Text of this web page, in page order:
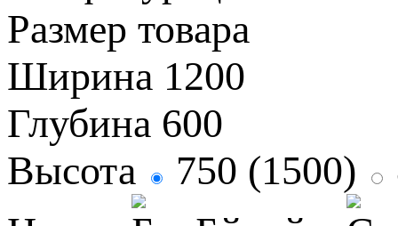
Размер товара
Ширина 1200
Глубина 600
Высота
750 (1500)